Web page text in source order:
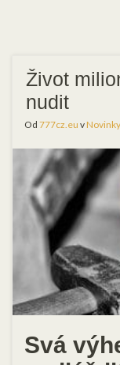
Život
nudit
Od 777cz.eu v
Svá